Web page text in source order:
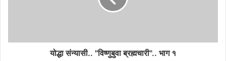
योद्धा संन्यासी.. "विष्णुबुवा ब्रह्मचारी".. भाग १